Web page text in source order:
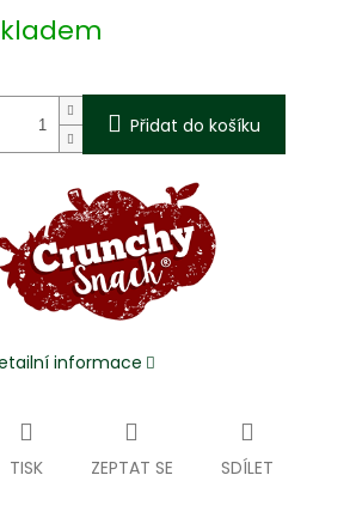
Přidat do košíku
informace
TISK ZEPTAT SE SDÍLET